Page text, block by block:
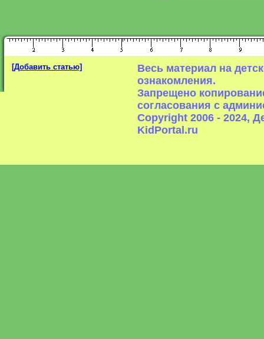
[Добавить статью]
Весь материал на
ознакомления.
Запрещено
согласования с
Copyright 2006 - 2024,
KidPortal.ru